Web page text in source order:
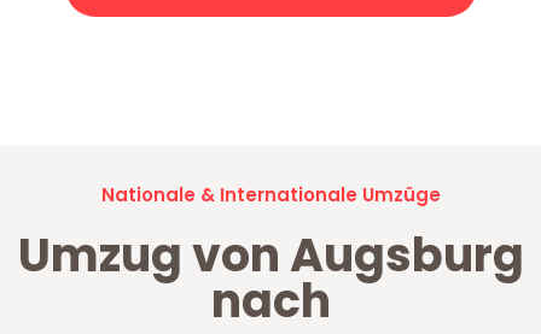
Nationale & Internationale Umzüge
Umzug von Augsburg
nach